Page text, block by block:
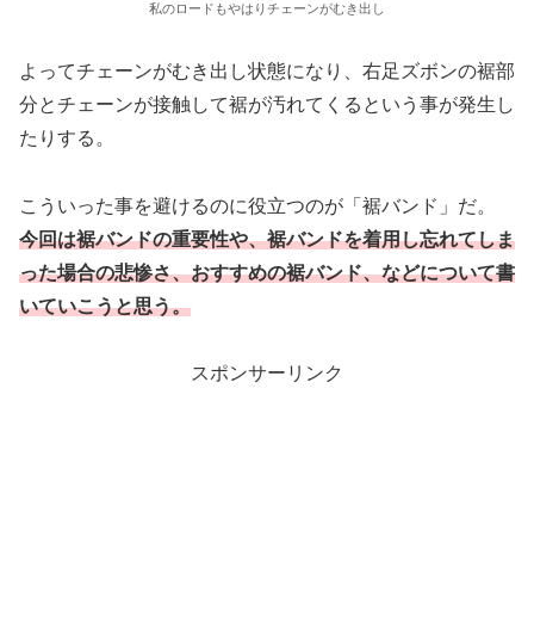
私のロードもやはりチェーンがむき出し
よってチェーンがむき出し状態になり、右足ズボンの裾部
分とチェーンが接触して裾が汚れてくるという事が発生し
たりする。
こういった事を避けるのに役立つのが「裾バンド」だ。
今回は裾バンドの重要性や、裾バンドを着用し忘れてしま
った場合の悲惨さ、おすすめの裾バンド、などについて書
いていこうと思う。
スポンサーリンク